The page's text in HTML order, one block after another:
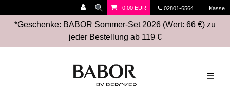
02801-6564 Kasse
0,00 EUR
*Geschenke: BABOR Sommer-Set 2026 (Wert: 66 €) zu
jeder Bestellung ab 119 €
☰